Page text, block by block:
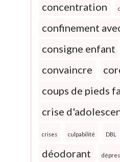
concentration
confinement
consigne enfant
convaincre
coups de pieds
crise
crises culpabilité DBL
déodorant